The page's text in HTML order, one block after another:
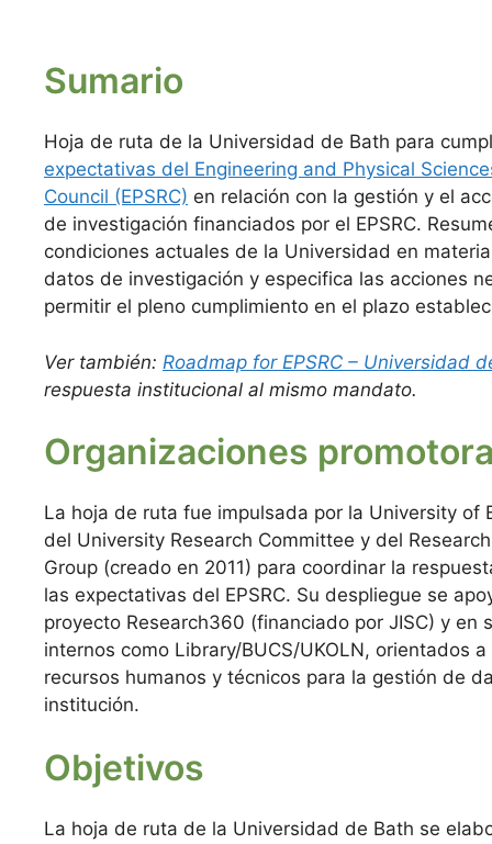
Sumario
Hoja de ruta de la Universidad de Bath para
expectativas del Engineering and Physical
Council (EPSRC) en relación con la gestión y el
de investigación financiados por el EPSRC.
condiciones actuales de la Universidad en
datos de investigación y especifica las acciones
permitir el pleno cumplimiento en el plazo
Ver también: Roadmap for EPSRC – Universidad
respuesta institucional al mismo mandato.
Organizaciones
La hoja de ruta fue impulsada por la University of
del University Research Committee y del
Group (creado en 2011) para coordinar la
las expectativas del EPSRC. Su despliegue se
proyecto Research360 (financiado por JISC) y en
internos como Library/BUCS/UKOLN, orientados
recursos humanos y técnicos para la gestión de
institución.
Objetivos
La hoja de ruta de la Universidad de Bath se